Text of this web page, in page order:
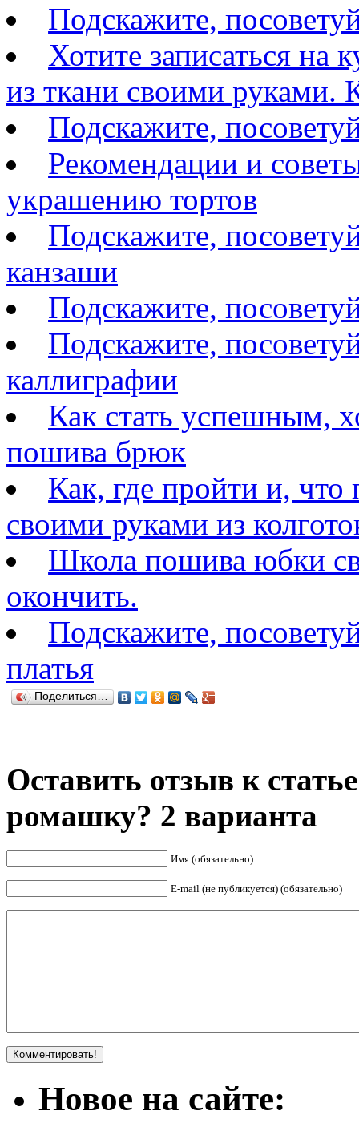
Подскажите,
Хотите записаться на
из ткани своими руками.
Подскажите,
Рекомендации и
украшению тортов
Подскажите,
канзаши
Подскажите,
Подскажите,
каллиграфии
Как стать успешным,
пошива брюк
Как, где пройти и,
своими руками из
Школа пошива юбки
окончить.
Подскажите,
платья
Поделиться…
Оставить отзыв к
ромашку? 2 варианта
Имя (обязательно)
E-mail (не публикуется) (обязательно)
Новое на сайте: